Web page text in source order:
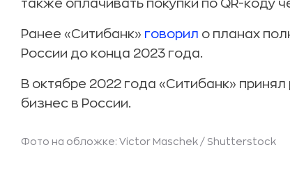
также оплачивать покупки по QR-коду
Ранее «Ситибанк» говорил о планах
России до конца 2023 года.
В октябре 2022 года «Ситибанк»
бизнес в России.
Фото на обложке: Victor Maschek / Shutterstock